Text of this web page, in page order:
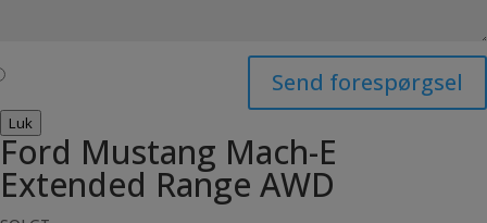
Send forespørgsel
Luk
Ford Mustang Mach-E
Extended Range AWD